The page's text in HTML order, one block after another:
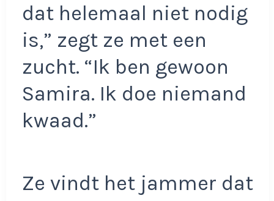
dat helemaal niet nodig
is,” zegt ze met een
zucht. “Ik ben gewoon
Samira. Ik doe niemand
kwaad.”
Ze vindt het jammer dat